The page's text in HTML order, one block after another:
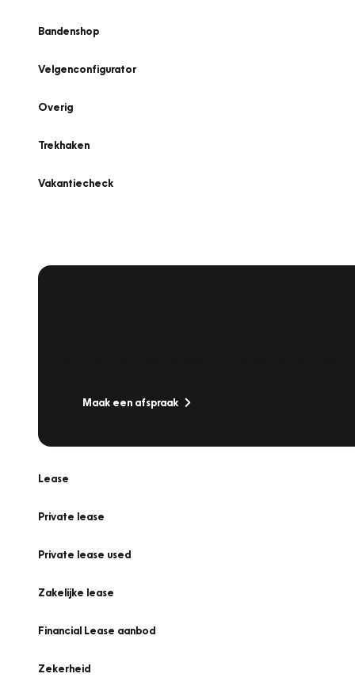
Bandenshop
Velgenconfigurator
Overig
Trekhaken
Vakantiecheck
Maak een afspraak
Lease
Private lease
Private lease used
Zakelijke lease
Financial Lease aanbod
Zekerheid